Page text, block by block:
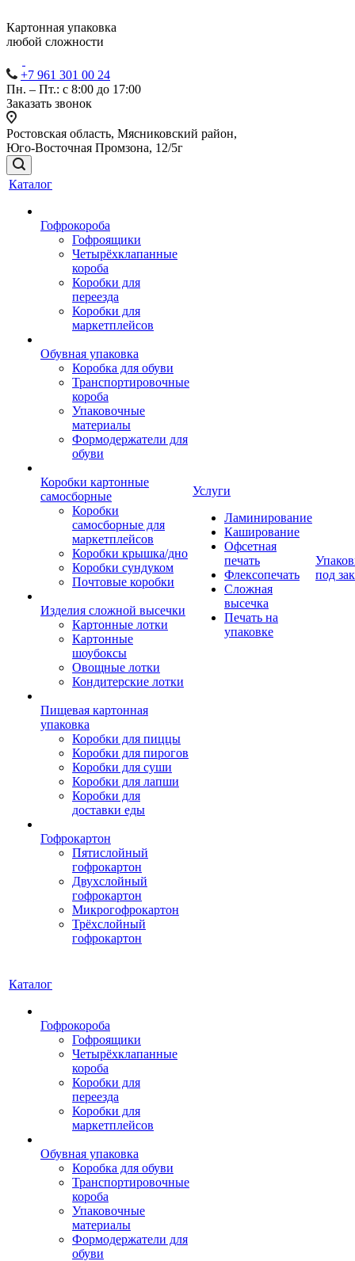
Картонная упаковка
любой сложности
+7 961 301 00 24
Пн. – Пт.: с 8:00 до 17:00
Заказать звонок
Ростовская область, Мясниковский район,
Юго-Восточная Промзона, 12/5г
Каталог
Гофрокороба
Гофроящики
Четырёхклапанные
короба
Коробки для
переезда
Коробки для
маркетплейсов
Обувная упаковка
Коробка для обуви
Транспортировочные
короба
Упаковочные
материалы
Формодержатели для
обуви
Коробки картонные
самосборные
Коробки
самосборные для
маркетплейсов
Коробки крышка/дно
Коробки сундуком
Почтовые коробки
Изделия сложной высечки
Картонные лотки
Картонные
шоубоксы
Овощные лотки
Кондитерские лотки
Пищевая картонная
упаковка
Коробки для пиццы
Коробки для пирогов
Коробки для суши
Коробки для лапши
Коробки для
доставки еды
Гофрокартон
Пятислойный
гофрокартон
Двухслойный
гофрокартон
Микрогофрокартон
Трёхслойный
гофрокартон
Услуги
Ламинирование
Каширование
Офсетная
печать
Флексопечать
Сложная
высечка
Печать на
упаковке
под
Каталог
Гофрокороба
Гофроящики
Четырёхклапанные
короба
Коробки для
переезда
Коробки для
маркетплейсов
Обувная упаковка
Коробка для обуви
Транспортировочные
короба
Упаковочные
материалы
Формодержатели для
обуви